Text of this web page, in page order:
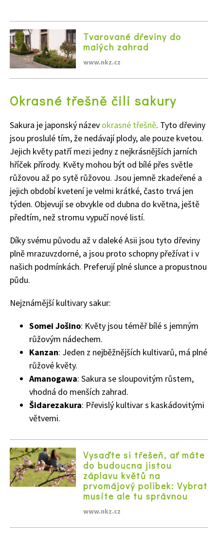
Tvarované dřeviny do
malých zahrad
www.nkz.cz
Okrasné třešně čili sakury
Sakura je japonský název okrasné třešně. Tyto dřeviny
jsou proslulé tím, že nedávají plody, ale pouze kvetou.
Jejich květy patří mezi jedny z nejkrásnějších jarních
hříček přírody. Květy mohou být od bílé přes světle
růžovou až po sytě růžovou. Jsou jemně zkadeřené a
jejich období kvetení je velmi krátké, často trvá jen
týden. Objevují se obvykle od dubna do května, ještě
předtím, než stromu vypučí nové listí.
Díky svému původu až v daleké Asii jsou tyto dřeviny
plně mrazuvzdorné, a jsou proto schopny přežívat i v
našich podmínkách. Preferují plné slunce a propustnou
půdu.
Nejznámější kultivary sakur:
Somei Jošino: Květy jsou téměř bílé s jemným
růžovým nádechem.
Kanzan: Jeden z nejběžnějších kultivarů, má plné
růžové květy.
Amanogawa: Sakura se sloupovitým růstem,
vhodná do menších zahrad.
Šidarezakura: Převislý kultivar s kaskádovitými
větvemi.
Vysaďte si třešeň, ať máte
do budoucna jistou
záplavu květů na
prvomájový polibek: Vybrat
musíte ale tu správnou
www.nkz.cz